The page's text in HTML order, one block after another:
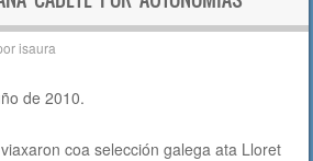
tirisaura
de 2010.
coa selección galega ata Lloret